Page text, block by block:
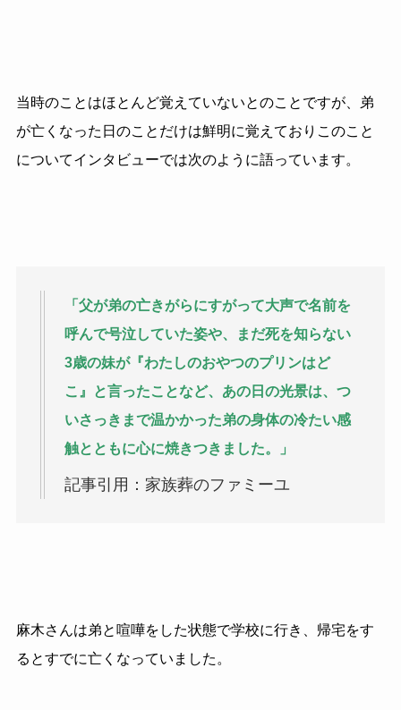
当時のことはほとんど覚えていないとのことですが、弟
が亡くなった日のことだけは鮮明に覚えておりこのこと
についてインタビューでは次のように語っています。
「父が弟の亡きがらにすがって大声で名前を
呼んで号泣していた姿や、まだ死を知らない
3歳の妹が『わたしのおやつのプリンはど
こ』と言ったことなど、あの日の光景は、つ
いさっきまで温かかった弟の身体の冷たい感
触とともに心に焼きつきました。」
記事引用：家族葬のファミーユ
麻木さんは弟と喧嘩をした状態で学校に行き、帰宅をす
るとすでに亡くなっていました。